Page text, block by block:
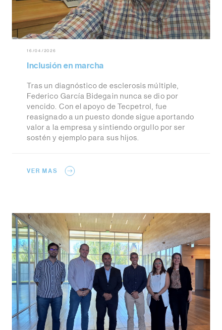
16/04/2026
Inclusión en marcha
Tras un diagnóstico de esclerosis múltiple,
Federico García Bidegain nunca se dio por
vencido. Con el apoyo de Tecpetrol, fue
reasignado a un puesto donde sigue aportando
valor a la empresa y sintiendo orgullo por ser
sostén y ejemplo para sus hijos.
VER MAS